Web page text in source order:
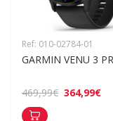
Ref: 010-02784-01
GARMIN VENU 3
469,99€ 364,99€